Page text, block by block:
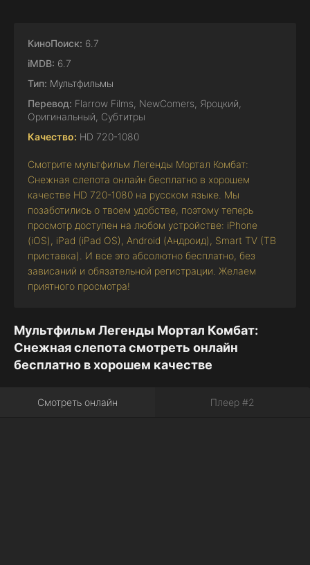
КиноПоиск: 6.7
iMDB: 6.7
Тип: Мультфильмы
Перевод: Flarrow Films, NewComers, Яроцкий,
Оригинальный, Субтитры
Качество: HD 720-1080
Смотрите мультфильм Легенды Мортал Комбат:
Снежная слепота онлайн бесплатно в хорошем
качестве HD 720-1080 на русском языке. Мы
позаботились о твоем удобстве, поэтому теперь
просмотр доступен на любом устройстве: iPhone
(iOS), iPad (iPad OS), Android (Андроид), Smart TV (ТВ
приставка). И все это абсолютно бесплатно, без
зависаний и обязательной регистрации. Желаем
приятного просмотра!
Мультфильм Легенды Мортал Комбат:
Снежная слепота смотреть онлайн
бесплатно в хорошем качестве
Смотреть онлайн Плеер #2